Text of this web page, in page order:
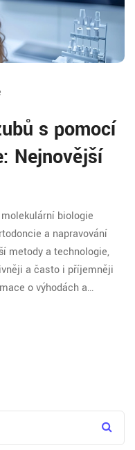
s pomocí
Nejnovější
biologie
a napravování
metody a technologie,
a často i příjemněji
o výhodách a
zubů